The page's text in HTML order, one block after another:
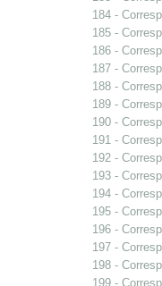
184 -
185 -
186 -
187 -
188 -
189 -
190 -
191 -
192 -
193 -
194 -
195 -
196 -
197 -
198 -
199 -